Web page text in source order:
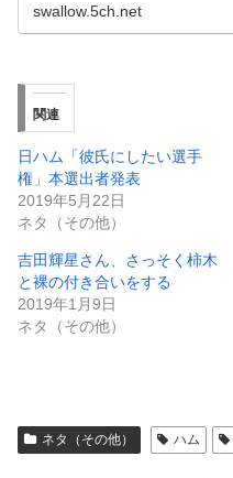
swallow.5ch.net
関連
日ハム「彼氏にしたい選手
権」本選出者発表
2019年5月22日
ネタ（その他）
吉田輝星さん、さっそく柿木
と裸の付き合いをする
2019年1月9日
ネタ（その他）
ネタ（その他） ハム